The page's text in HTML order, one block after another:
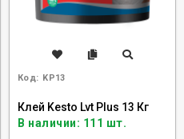
Код: KP13
Клей Kesto Lvt Plus 13 Кг
В наличии: 111 шт.